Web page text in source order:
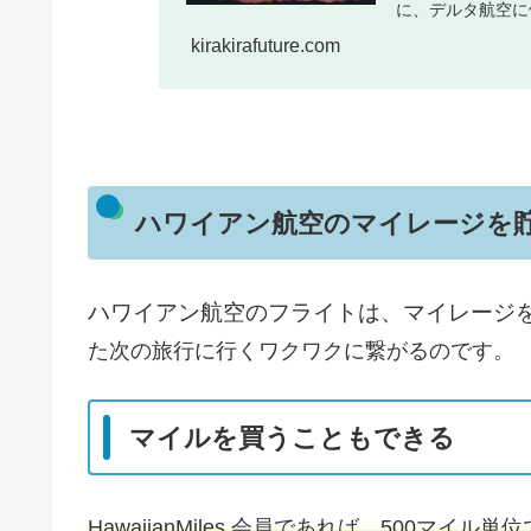
に、デルタ航空
kirakirafuture.com
ハワイアン航空のマイレージを
ハワイアン航空のフライトは、マイレージ
た次の旅行に行くワクワクに繋がるのです。
マイルを買うこともできる